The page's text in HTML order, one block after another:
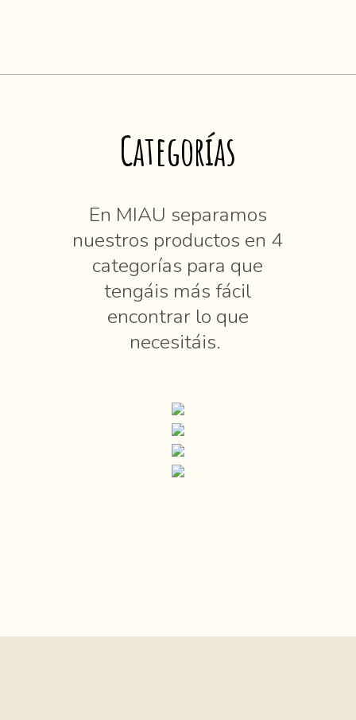
Categorías
En MIAU separamos
nuestros productos en 4
categorías para que
tengáis más fácil
encontrar lo que
necesitáis.